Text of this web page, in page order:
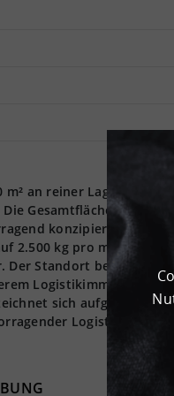
m² an reiner Lagerfläche
Die Gesamtfläche
konzipierte
2.500 kg pro m²
Der Standort befindet
sich aufgrund der